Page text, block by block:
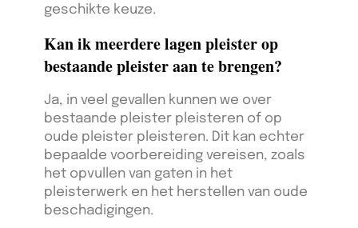
geschikte keuze.
Kan ik meerdere lagen pleister op
bestaande pleister aan te brengen?
Ja, in veel gevallen kunnen we over
bestaande pleister pleisteren of op
oude pleister pleisteren. Dit kan echter
bepaalde voorbereiding vereisen, zoals
het opvullen van gaten in het
pleisterwerk en het herstellen van oude
beschadigingen.